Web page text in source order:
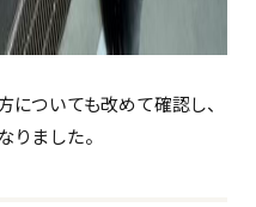
ついても改めて確認し、
りました。